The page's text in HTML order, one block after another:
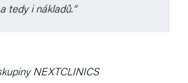
tedy i nákladů.“
NEXTCLINICS